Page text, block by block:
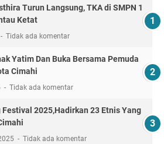
Turun Langsung, TKA di SMPN 1
Ketat
Tidak ada komentar
Yatim Dan Buka Bersama Pemuda
Cimahi
Tidak ada komentar
2025,Hadirkan 23 Etnis Yang
Tidak ada komentar